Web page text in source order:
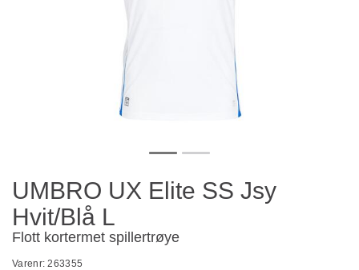
UMBRO UX Elite SS Jsy
Hvit/Blå L
Flott kortermet spillertrøye
Varenr:263355